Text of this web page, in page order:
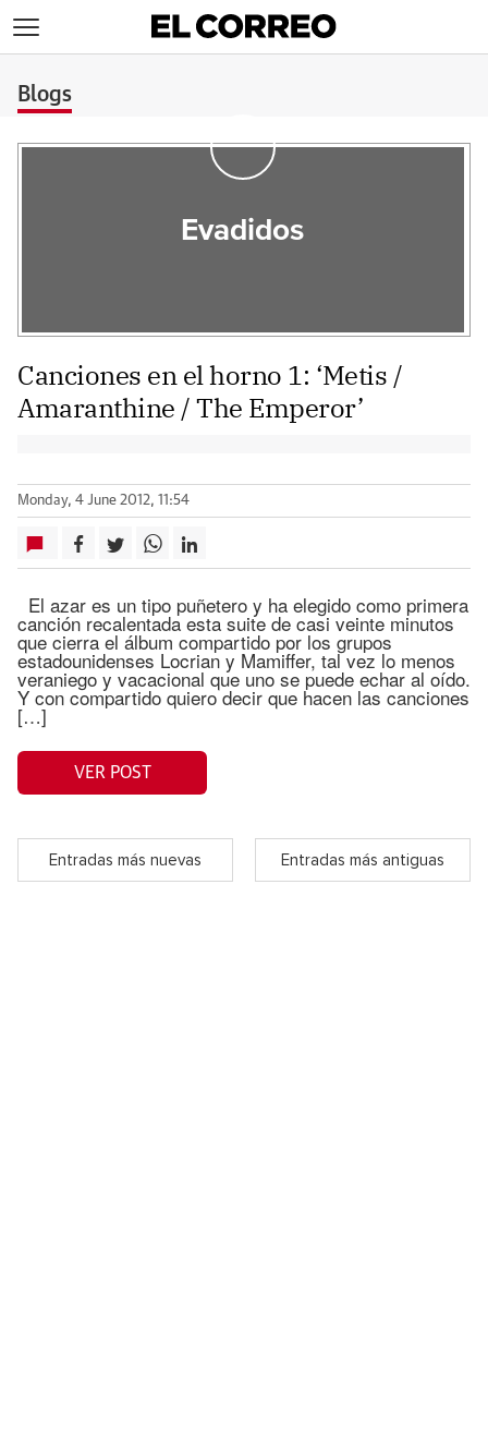
Blogs
Evadidos
Canciones en el horno 1: ‘Metis /
Amaranthine / The Emperor’
Monday, 4 June 2012, 11:54
El azar es un tipo puñetero y ha elegido como primera
canción recalentada esta suite de casi veinte minutos
que cierra el álbum compartido por los grupos
estadounidenses Locrian y Mamiffer, tal vez lo menos
veraniego y vacacional que uno se puede echar al oído.
Y con compartido quiero decir que hacen las canciones
[…]
VER POST
Entradas más nuevas Entradas más antiguas